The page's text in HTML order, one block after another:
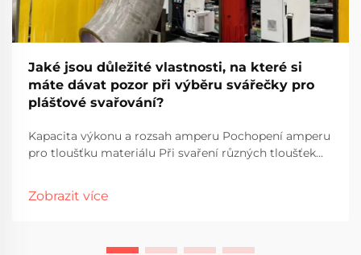
Jaké jsou důležité vlastnosti, na které si
máte dávat pozor při výběru svářečky pro
plášťové svařování?
Kapacita výkonu a rozsah amperu Pochopení amperu
pro tloušťku materiálu Při svaření různých tloušťek
m...
Zobrazit více